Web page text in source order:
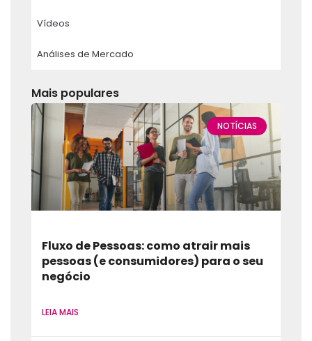
Vídeos
Análises de Mercado
Mais populares
NOTÍCIAS
Fluxo de Pessoas: como atrair mais
pessoas (e consumidores) para o seu
negócio
LEIA MAIS